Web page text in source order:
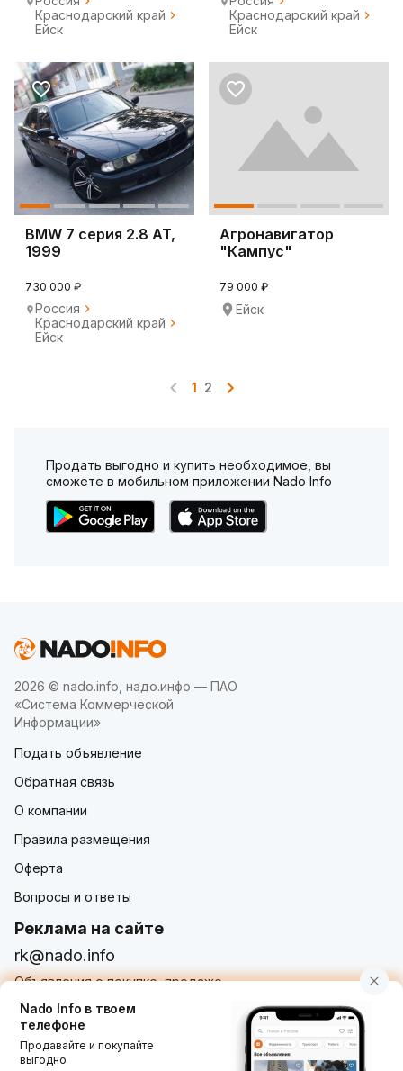
Краснодарский край
Ейск
Краснодарский край
Ейск
BMW 7 серия 2.8 AT,
1999
730 000 ₽
Россия
Краснодарский край
Ейск
Агронавигатор
"Кампус"
79 000 ₽
Ейск
1 2
Продать выгодно и купить необходимое, вы
сможете в мобильном приложении Nado Info
2026 © nado.info, надо.инфо — ПАО
«Система Коммерческой
Информации»
Подать объявление
Обратная связь
О компании
Правила размещения
Оферта
Вопросы и ответы
Реклама на сайте
rk@nado.info
Объявления о покупке, продаже,
услугах от частных лиц и организаций
Nado Info в твоем
телефоне
Продавайте и покупайте
выгодно